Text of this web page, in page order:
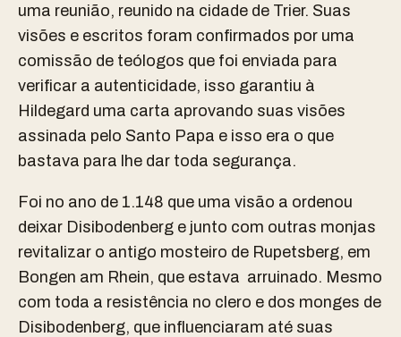
uma reunião, reunido na cidade de Trier. Suas
visões e escritos foram confirmados por uma
comissão de teólogos que foi enviada para
verificar a autenticidade, isso garantiu à
Hildegard uma carta aprovando suas visões
assinada pelo Santo Papa e isso era o que
bastava para lhe dar toda segurança.
Foi no ano de 1.148 que uma visão a ordenou
deixar Disibodenberg e junto com outras monjas
revitalizar o antigo mosteiro de Rupetsberg, em
Bongen am Rhein, que estava arruinado. Mesmo
com toda a resistência no clero e dos monges de
Disibodenberg, que influenciaram até suas